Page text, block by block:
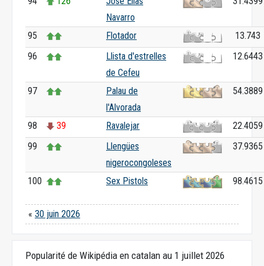
Navarro
95 Flotador
13.743
96
Llista d'estrelles
de Cefeu
12.6443
97
Palau de
l'Alvorada
54.3889
98 39 Ravalejar
22.4059
99
Llengües
nigerocongoleses
37.9365
100 Sex Pistols 98.4615
« 30 juin 2026
Popularité de Wikipédia en catalan au 1 juillet 2026